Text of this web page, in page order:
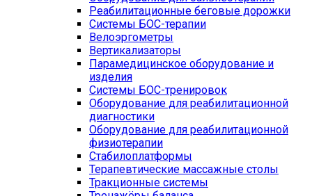
Реабилитационные беговые дорожки
Системы БОС-терапии
Велоэргометры
Вертикализаторы
Парамедицинское оборудование и
изделия
Системы БОС-тренировок
Оборудование для реабилитационной
диагностики
Оборудование для реабилитационной
физиотерапии
Стабилоплатформы
Терапевтические массажные столы
Тракционные системы